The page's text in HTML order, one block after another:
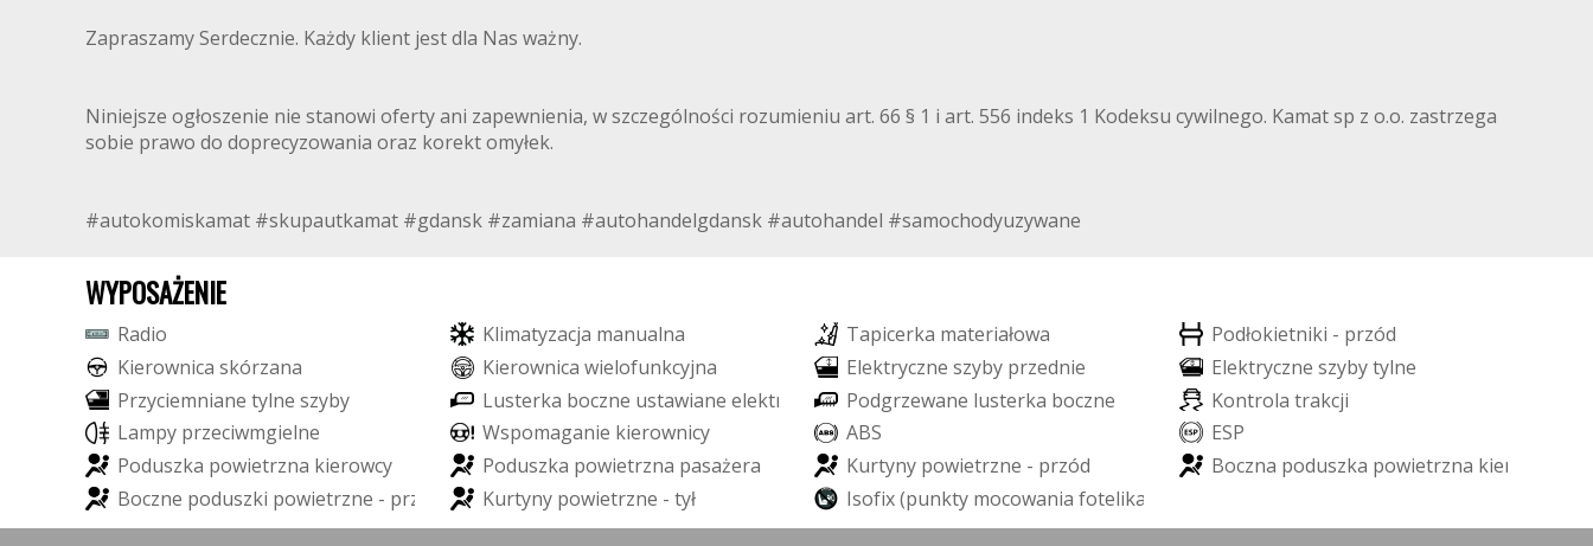
Zapraszamy Serdecznie. Każdy klient jest dla Nas ważny.
Niniejsze ogłoszenie nie stanowi oferty ani zapewnienia, w szczególności rozumieniu art. 66 § 1 i art. 556 indeks 1 Kodeksu cywilnego. Kamat sp z o.o. zastrzega
sobie prawo do doprecyzowania oraz korekt omyłek.
#autokomiskamat #skupautkamat #gdansk #zamiana #autohandelgdansk #autohandel #samochodyuzywane
WYPOSAŻENIE
Radio Klimatyzacja manualna Tapicerka materiałowa Podłokietniki - przód
Kierownica skórzana Kierownica wielofunkcyjna Elektryczne szyby przednie Elektryczne szyby tylne
Przyciemniane tylne szyby Lusterka boczne ustawiane elektr nie Podgrzewane lusterka boczne Kontrola trakcji
Lampy przeciwmgielne Wspomaganie kierownicy ABS ESP
Poduszka powietrzna kierowcy Poduszka powietrzna pasażera Kurtyny powietrzne - przód Boczna poduszka powietrzna kier
Boczne poduszki powietrzne - prz Kurtyny powietrzne - tył Isofix(punkty mocowania fotelika